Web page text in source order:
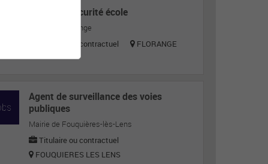
Agent de sécurité école
Mairie de Florange
Titulaire ou contractuel
FLORANGE
Agent de surveillance des voies
publiques
Mairie de Fouquières-lès-Lens
Titulaire ou contractuel
FOUQUIERES LES LENS